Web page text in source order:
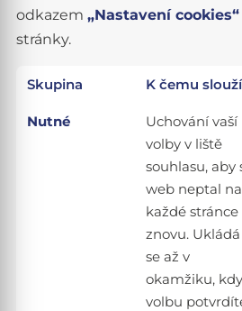
odkazem „Nastavení cookies“
stránky.
Skupina K čemu slouží
Nutné
Uchování vaší
volby v liště
souhlasu, aby
web neptal na
každé stránce
znovu. Ukládá
se až v
okamžiku, kdy
volbu